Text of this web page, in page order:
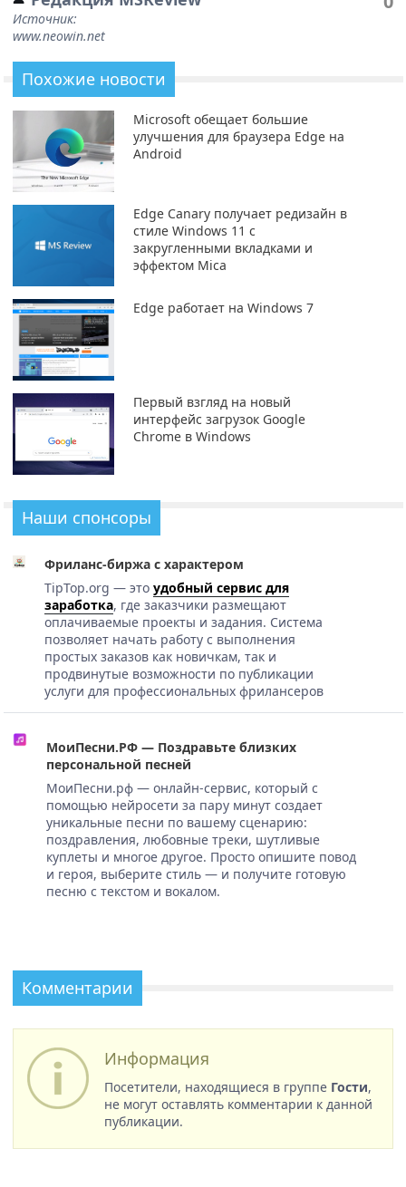
Источник:
www.neowin.net
Похожие новости
Microsoft обещает большие
улучшения для браузера Edge на
Android
Edge Canary получает редизайн в
стиле Windows 11 с
закругленными вкладками и
эффектом Mica
Edge работает на Windows 7
Первый взгляд на новый
интерфейс загрузок Google
Chrome в Windows
Наши спонсоры
Фриланс-биржа с характером
TipTop.org — это удобный сервис для
заработка, где заказчики размещают
оплачиваемые проекты и задания. Система
позволяет начать работу с выполнения
простых заказов как новичкам, так и
продвинутые возможности по публикации
услуги для профессиональных фрилансеров
МоиПесни.РФ — Поздравьте близких
персональной песней
МоиПесни.рф — онлайн-сервис, который с
помощью нейросети за пару минут создает
уникальные песни по вашему сценарию:
поздравления, любовные треки, шутливые
куплеты и многое другое. Просто опишите повод
и героя, выберите стиль — и получите готовую
песню с текстом и вокалом.
Комментарии
Информация
Посетители, находящиеся в группе Гости,
не могут оставлять комментарии к данной
публикации.